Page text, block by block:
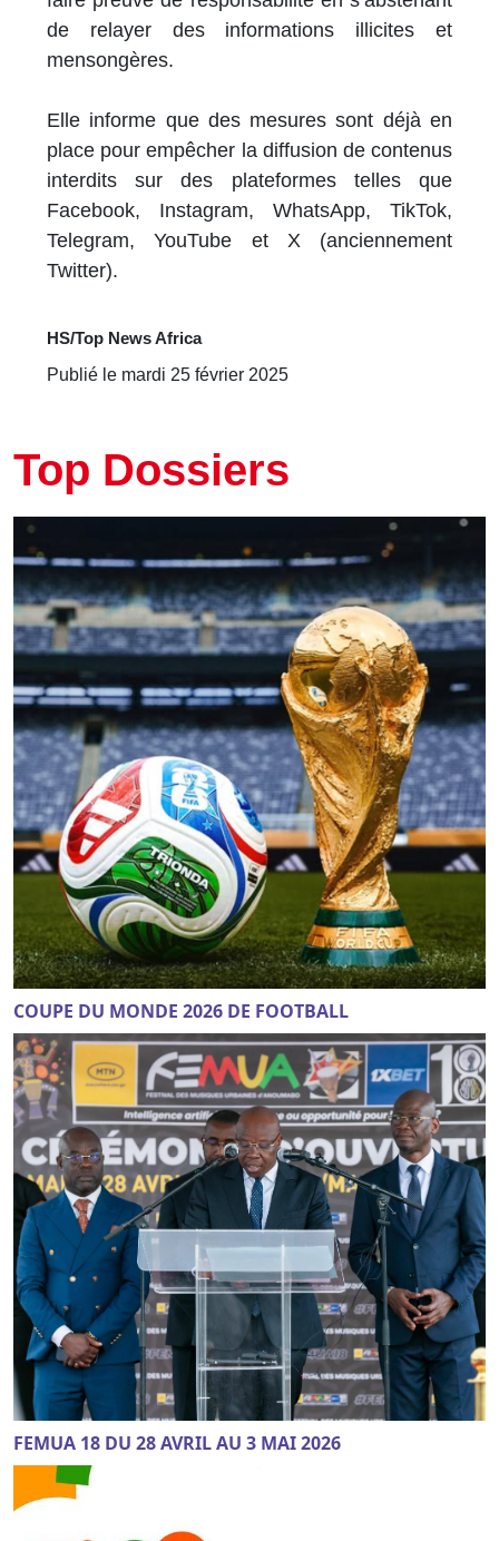
de relayer des informations illicites et
mensongères.
Elle informe que des mesures sont déjà en
place pour empêcher la diffusion de contenus
interdits sur des plateformes telles que
Facebook, Instagram, WhatsApp, TikTok,
Telegram, YouTube et X (anciennement
Twitter).
HS/Top News Africa
Publié le mardi 25 février 2025
Top Dossiers
COUPE DU MONDE 2026 DE FOOTBALL
FEMUA 18 DU 28 AVRIL AU 3 MAI 2026